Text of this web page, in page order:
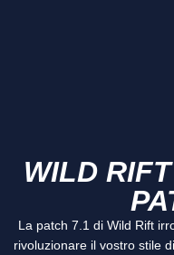
WILD
La patch 7.1 di Wild Rift
rivoluzionare il vostro stile